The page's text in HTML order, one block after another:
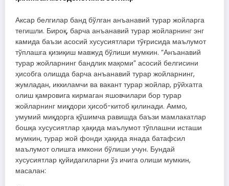
Аксар белгилар банд бўлган анъанавий турар жойларга
тегишли. Бироқ, барча анъанавий турар жойларнинг энг
камида баъзи асосий хусусиятлари тўғрисида маълумот
тўплашга қизиқиш мавжуд бўлиши мумкин. “Анъанавий
турар жойларнинг бандлик мақоми” асосий белгисини
ҳисобга олишда барча анъанавий турар жойларнинг,
жумладан, иккиламчи ва вакант турар жойлар, рўйхатга
олиш қамровига кирмаган яшовчилари бор турар
жойларнинг миқдори ҳисоб-китоб қилинади. Аммо,
умумий миқдорга қўшимча равишда баъзи мамлакатлар
бошқа хусусиятлар ҳақида маълумот тўплашни исташи
мумкин, турар жой фонди ҳақида янада батафсил
маълумот олишга имкони бўлиши учун. Бундай
хусусиятлар қуйидагиларни ўз ичига олиши мумкин,
масалан: